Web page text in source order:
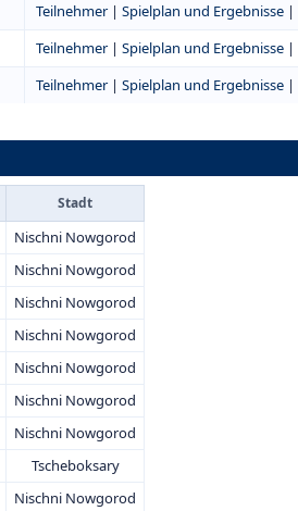
Teilnehmer| Spielplan und Ergebnisse |
Teilnehmer| Spielplan und Ergebnisse |
Teilnehmer| Spielplan und Ergebnisse |
Stadt
Nischni Nowgorod
Nischni Nowgorod
Nischni Nowgorod
Nischni Nowgorod
Nischni Nowgorod
Nischni Nowgorod
Nischni Nowgorod
Tscheboksary
Nischni Nowgorod